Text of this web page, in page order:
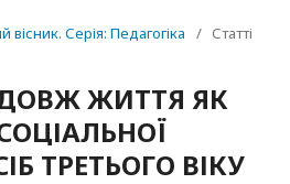
Серія: Педагогіка
/ Статті
ЖИТТЯ ЯК
ТРЕТЬОГО ВІКУ